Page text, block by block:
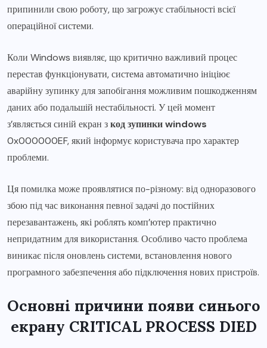
припинили свою роботу, що загрожує стабільності всієї
операційної системи.
Коли Windows виявляє, що критично важливий процес
перестав функціонувати, система автоматично ініціює
аварійну зупинку для запобігання можливим пошкодженням
даних або подальшій нестабільності. У цей момент
з’являється синій екран зкод зупинки windows
0x000000EF, який інформує користувача про характер
проблеми.
Ця помилка може проявлятися по-різному: від одноразового
збою під час виконання певної задачі до постійних
перезавантажень, які роблять комп’ютер практично
непридатним для використання. Особливо часто проблема
виникає після оновлень системи, встановлення нового
програмного забезпечення або підключення нових пристроїв.
Основні причини появи синього
екрану CRITICAL PROCESS DIED